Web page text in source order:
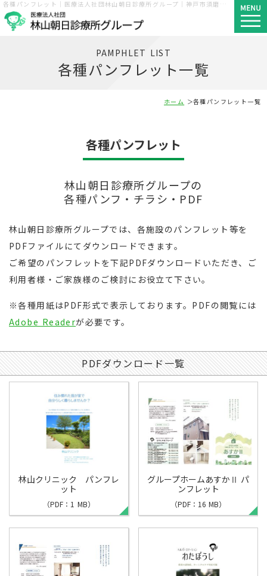
各種パンフレット｜医療法人社団林山朝日診療所グループ｜神戸市須磨区・長田区・西区
PAMPHLET LIST
各種パンフレット一覧
ホーム 各種パンフレット一覧
各種パンフレット
林山朝日診療所グループの
各種パンフ・チラシ・PDF
林山朝日診療所グループでは、各施設のパンフレット等を
PDFファイルにてダウンロードできます。
ご希望のパンフレットを下記PDFダウンロードいただき、ご
利用者様・ご家族様のご検討にお役立て下さい。
※各種用紙はPDF形式で表示しております。PDFの閲覧には
Adobe Readerが必要です。
PDFダウンロード一覧
林山クリニック パンフレ
ット
（PDF：1 MB）
グループホームあすかⅡ パ
ンフレット
（PDF：16 MB）